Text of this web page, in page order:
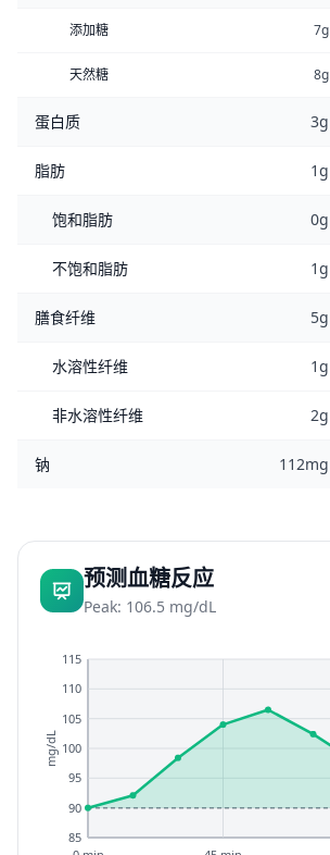
添加糖 7g
天然糖 8g
蛋白质 3g
脂肪 1g
饱和脂肪 0g
不饱和脂肪 1g
膳食纤维 5g
水溶性纤维 1g
非水溶性纤维 2g
钠 112mg
预测血糖反应
Peak: 106.5 mg/dL
85
90
95
100
105
110
115
mg/dL